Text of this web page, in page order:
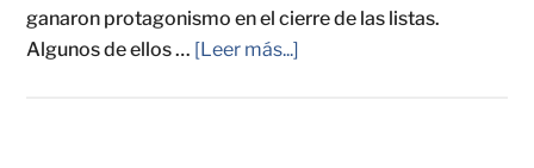
ganaron protagonismo en el cierre de las listas.
Algunos de ellos … [Leer más...]